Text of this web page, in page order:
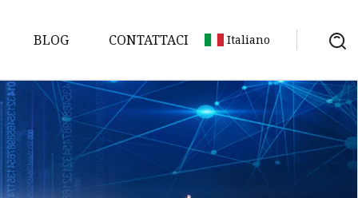
BLOG CONTATTACI Italiano